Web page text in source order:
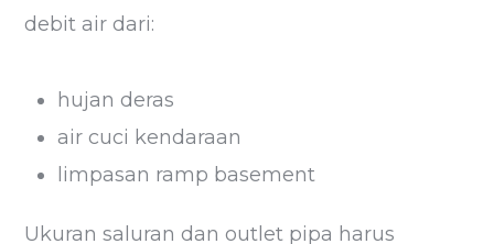
debit air dari:
hujan deras
air cuci kendaraan
limpasan ramp basement
Ukuran saluran dan outlet pipa harus